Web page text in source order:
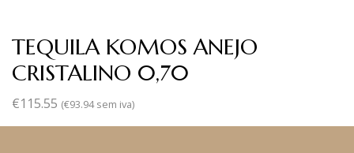
TEQUILA KOMOS ANEJO
CRISTALINO 0,70
€115.55 (€93.94sem iva)